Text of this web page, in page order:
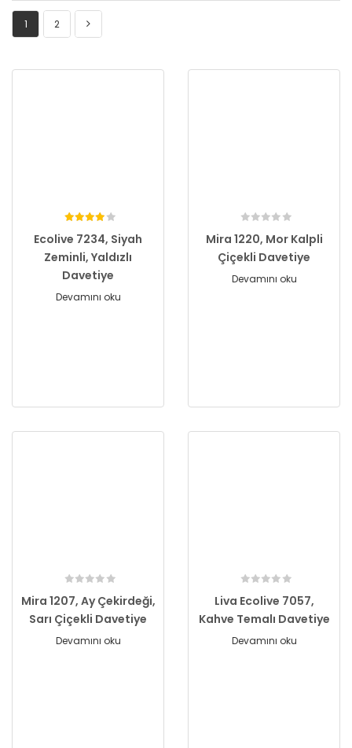
1 2
Ecolive 7234, Siyah
Zeminli, Yaldızlı
Davetiye
Devamını oku
Mira 1220, Mor Kalpli
Çiçekli Davetiye
Devamını oku
Mira 1207, Ay Çekirdeği,
Sarı Çiçekli Davetiye
Devamını oku
Liva Ecolive 7057,
Kahve Temalı Davetiye
Devamını oku